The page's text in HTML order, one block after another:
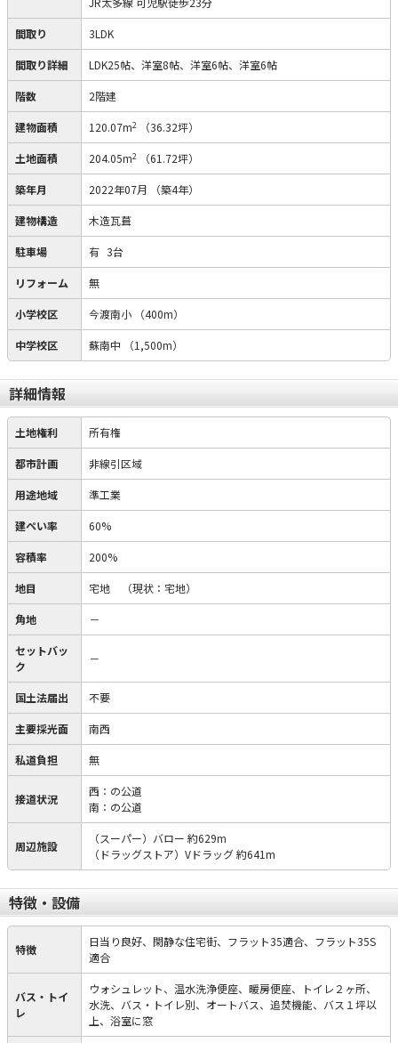
間取り 3LDK
間取り詳細 LDK25帖、洋室8帖、洋室6帖、洋室6帖
階数 2階建
建物面積 120.07m2 （36.32坪）
土地面積 204.05m2 （61.72坪）
築年月 2022年07月 （築4年）
建物構造 木造瓦葺
駐車場 有 3台
リフォーム 無
小学校区 今渡南小 （400m）
中学校区 蘇南中 （1,500m）
詳細情報
土地権利 所有権
都市計画 非線引区域
用途地域 準工業
建ぺい率 60%
容積率 200%
地目 宅地 （現状：宅地）
角地 －
セットバッ
ク
－
国土法届出 不要
主要採光面 南西
私道負担 無
接道状況
西：の公道
南：の公道
周辺施設
（スーパー）バロー 約629m
（ドラッグストア）Vドラッグ 約641m
特徴・設備
特徴
日当り良好、閑静な住宅街、フラット35適合、フラット35S
適合
バス・トイ
レ
ウォシュレット、温水洗浄便座、暖房便座、トイレ２ヶ所、
水洗、バス・トイレ別、オートバス、追焚機能、バス１坪以
上、浴室に窓